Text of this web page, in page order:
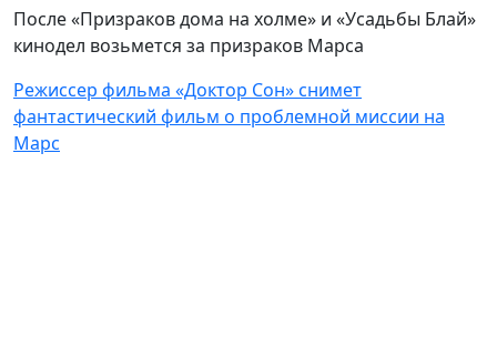
После «Призраков дома на холме» и «Усадьбы Блай»
кинодел возьмется за призраков Марса
Режиссер фильма «Доктор Сон» снимет
фантастический фильм о проблемной миссии на
Марс